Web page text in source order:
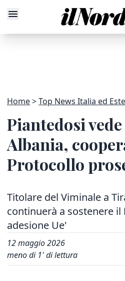
Home Top News Italia ed
Piantedosi
Albania,
Protocollo
Titolare del Viminale a
continuerà a sostenere il
adesione Ue'
12 maggio 2026
meno di 1' di lettura